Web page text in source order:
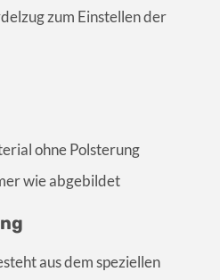
zum Einstellen der
ohne Polsterung
wie abgebildet
aus dem speziellen